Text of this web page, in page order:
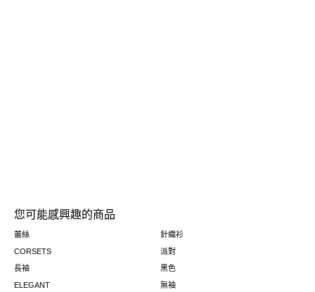
您可能感興趣的商品
蕾絲
針織衫
CORSETS
派對
長袖
黑色
ELEGANT
無袖